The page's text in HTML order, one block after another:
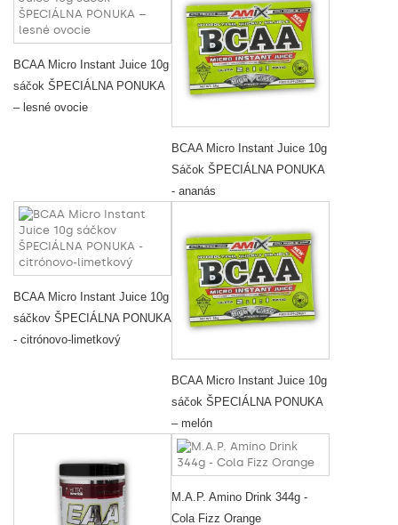
BCAA Micro Instant Juice 10g
sáčok ŠPECIÁLNA PONUKA
– lesné ovocie
BCAA Micro Instant Juice 10g
Sáčok ŠPECIÁLNA PONUKA
- ananás
BCAA Micro Instant Juice 10g
sáčkov ŠPECIÁLNA PONUKA
- citrónovo-limetkový
BCAA Micro Instant Juice 10g
sáčok ŠPECIÁLNA PONUKA
– melón
M.A.P. Amino Drink 344g -
Cola Fizz Orange